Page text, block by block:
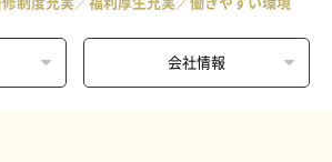
会社情報